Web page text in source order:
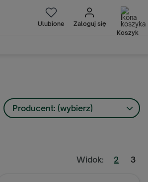
Ulubione
Zaloguj się
Koszyk
Producent: (wybierz)
Widok: 2 3